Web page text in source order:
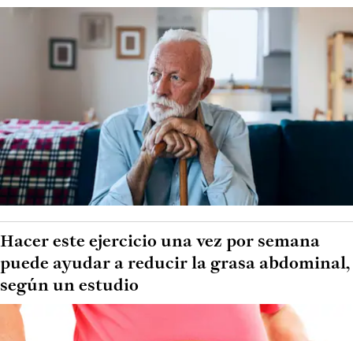
Hacer este ejercicio una vez por semana
puede ayudar a reducir la grasa abdominal,
según un estudio